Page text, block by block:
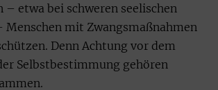
– etwa bei schweren seelischen
Menschen mit Zwangsmaßnahmen
Denn Achtung vor dem
Selbstbestimmung gehören